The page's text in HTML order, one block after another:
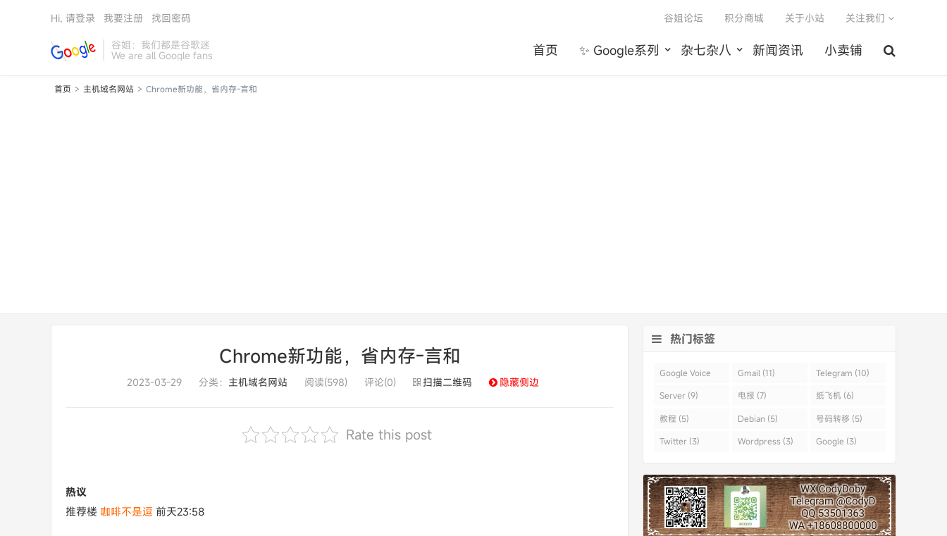
谷姐：我们都是谷歌迷
We are all Google fans 首页 ✨ Google系列 杂七杂八 新闻资讯 小卖铺
谷姐论坛 积分商城 关于小站 关注我们
Hi, 请登录 我要注册 找回密码
首页 > 主机域名网站 > Chrome新功能，省内存-言和
Chrome新功能，省内存-言和
2023-03-29 分类： 主机域名网站 阅读(598) 评论(0) 扫描二维码 隐藏侧边
Rate this post
热议
推荐楼 咖啡不是逗 前天23:58
热门标签
Google Voice
(43)
Gmail (11) Telegram (10)
Server (9) 电报 (7) 纸飞机 (6)
教程 (5) Debian (5) 号码转移 (5)
Twitter (3) Wordpress (3) Google (3)